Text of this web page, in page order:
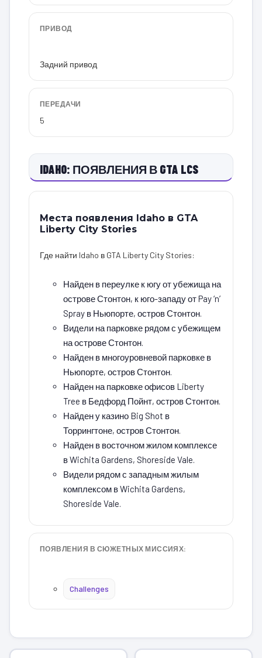
ПРИВОД
Задний привод
ПЕРЕДАЧИ
5
IDAHO: ПОЯВЛЕНИЯ В GTA LCS
Места появления Idaho в GTA
Liberty City Stories
Где найти Idaho в GTA Liberty City Stories:
Найден в переулке к югу от убежища на
острове Стонтон, к юго-западу от Pay ‘n’
Spray в Ньюпорте, остров Стонтон.
Видели на парковке рядом с убежищем
на острове Стонтон.
Найден в многоуровневой парковке в
Ньюпорте, остров Стонтон.
Найден на парковке офисов Liberty
Tree в Бедфорд Пойнт, остров Стонтон.
Найден у казино Big Shot в
Торрингтоне, остров Стонтон.
Найден в восточном жилом комплексе
в Wichita Gardens, Shoreside Vale.
Видели рядом с западным жилым
комплексом в Wichita Gardens,
Shoreside Vale.
ПОЯВЛЕНИЯ В СЮЖЕТНЫХ МИССИЯХ:
Challenges